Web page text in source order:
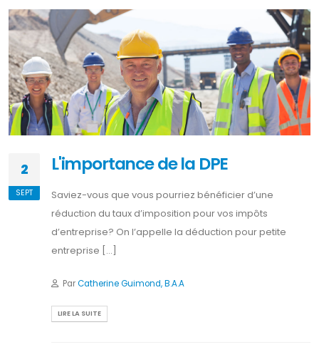
2
SEPT
L'importance de la DPE
Saviez-vous que vous pourriez bénéficier d’une
réduction du taux d’imposition pour vos impôts
d’entreprise? On l’appelle la déduction pour petite
entreprise [...]
ParCatherine Guimond, B.A.A
LIRE LA SUITE